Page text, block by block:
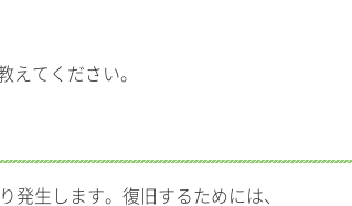
えてください。
発生します。復旧するためには、